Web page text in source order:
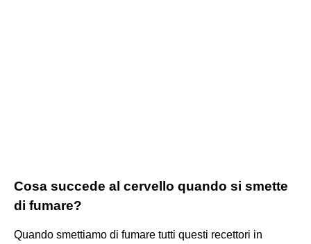
Cosa succede al cervello quando si smette
di fumare?
Quando smettiamo di fumare tutti questi recettori in